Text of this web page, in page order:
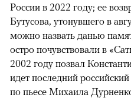
России в 2022 году; ее
Бутусова, утонувшего в
можно назвать данью
остро почувствовали в
2002 году позвал
идет последний
по пьесе Михаила